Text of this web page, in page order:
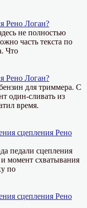
Рено Логан?
не полностью
часть текста по
Что
Рено Логан?
для триммера. С
один-сливать из
время.
сцепления Рено
педали сцепления
момент схватывания
по
сцепления Рено